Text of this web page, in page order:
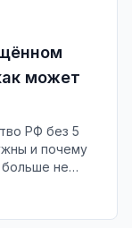
может
РФ без 5
и почему
больше не